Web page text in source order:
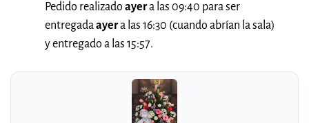
Pedido realizado ayera las 09:40 para ser
entregadaayera las 16:30 (cuando abrían la sala)
y entregado a las 15:57.